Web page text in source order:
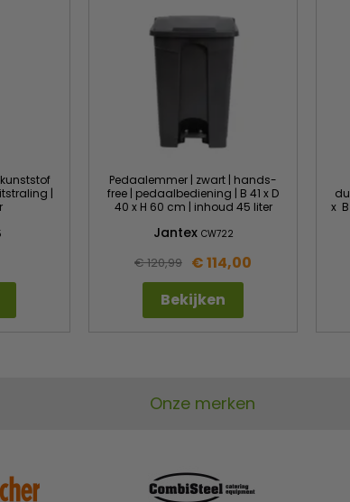
|
Pedaalemmer | zwart | hands-
free | pedaalbediening | B 41 x D
40 x H 60 cm | inhoud 45 liter
Jantex CW722
€ 120,99 € 114,00
Bekijken
x
Onze merken